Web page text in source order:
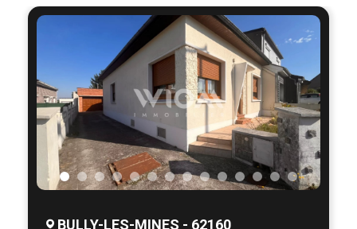
BULLY-LES-MINES - 62160